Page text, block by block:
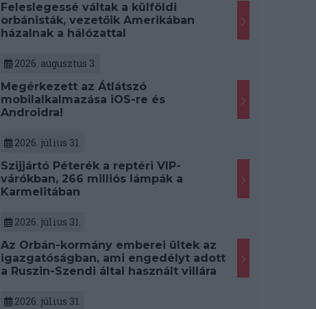
Feleslegessé váltak a külföldi
orbánisták, vezetőik Amerikában
házalnak a hálózattal
2026. augusztus 3.
Megérkezett az Átlátszó
mobilalkalmazása iOS-re és
Androidra!
2026. július 31.
Szijjártó Péterék a reptéri VIP-
várókban, 266 milliós lámpák a
Karmelitában
2026. július 31.
Az Orbán-kormány emberei ültek az
igazgatóságban, ami engedélyt adott
a Ruszin-Szendi által használt villára
2026. július 31.